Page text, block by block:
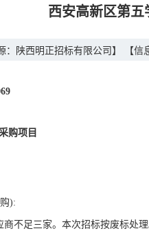
西安高新区第
：陕西明正招标有限公司】 【信
购项目
):
商不足三家。本次招标按废标处理